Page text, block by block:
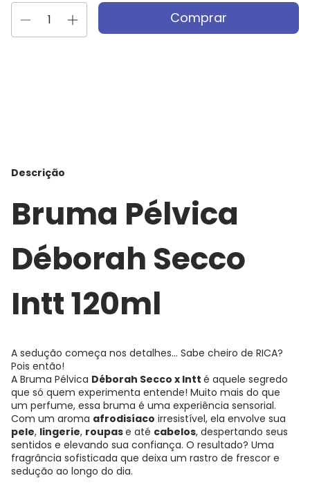
Descrição
Bruma Pélvica
Déborah Secco
Intt 120ml
A sedução começa nos detalhes… Sabe cheiro de RICA?
Pois então!
A Bruma Pélvica Déborah Secco x Intt é aquele segredo
que só quem experimenta entende! Muito mais do que
um perfume, essa bruma é uma experiência sensorial.
Com um aroma afrodisíaco irresistível, ela envolve sua
pele, lingerie, roupase até cabelos, despertando seus
sentidos e elevando sua confiança. O resultado? Uma
fragrância sofisticada que deixa um rastro de frescor e
sedução ao longo do dia.